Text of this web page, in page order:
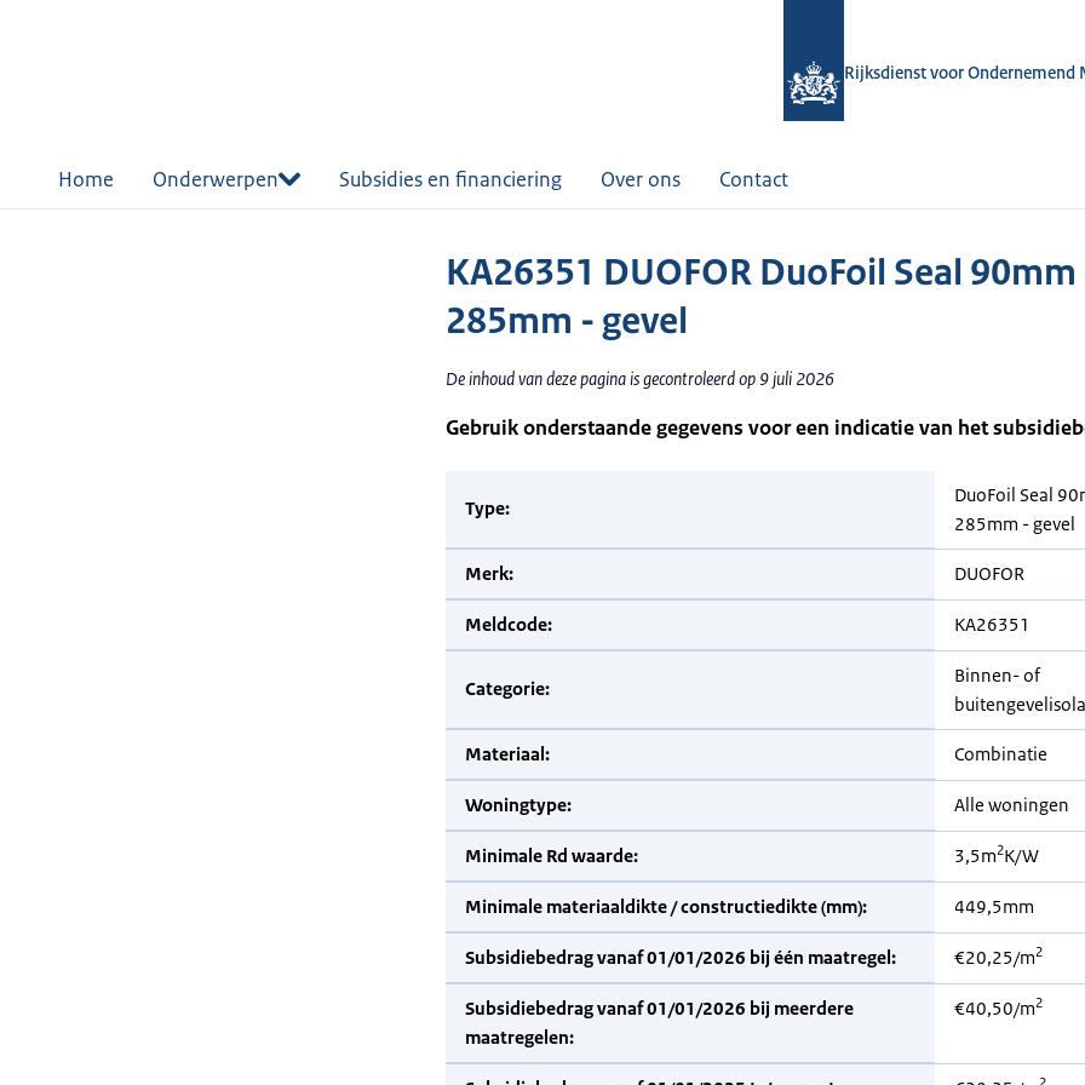
Rijksdienst voor Ondernemend
Home Onderwerpen Subsidies en financiering Over ons Contact
KA26351 DUOFOR DuoFoil Seal
285mm - gevel
De inhoud van deze pagina is gecontroleerd op 9 juli 2026
Gebruik onderstaande gegevens voor een indicatie van het
Type:
DuoFoil Seal
285mm - gevel
Merk: DUOFOR
Meldcode: KA26351
Categorie:
Binnen- of
Materiaal: Combinatie
Woningtype: Alle woningen
Minimale Rd waarde: 3,5m2K/W
Minimale materiaaldikte / constructiedikte (mm): 449,5mm
Subsidiebedrag vanaf 01/01/2026 bij één maatregel: €20,25/m2
Subsidiebedrag vanaf 01/01/2026 bij meerdere
maatregelen:
€40,50/m2